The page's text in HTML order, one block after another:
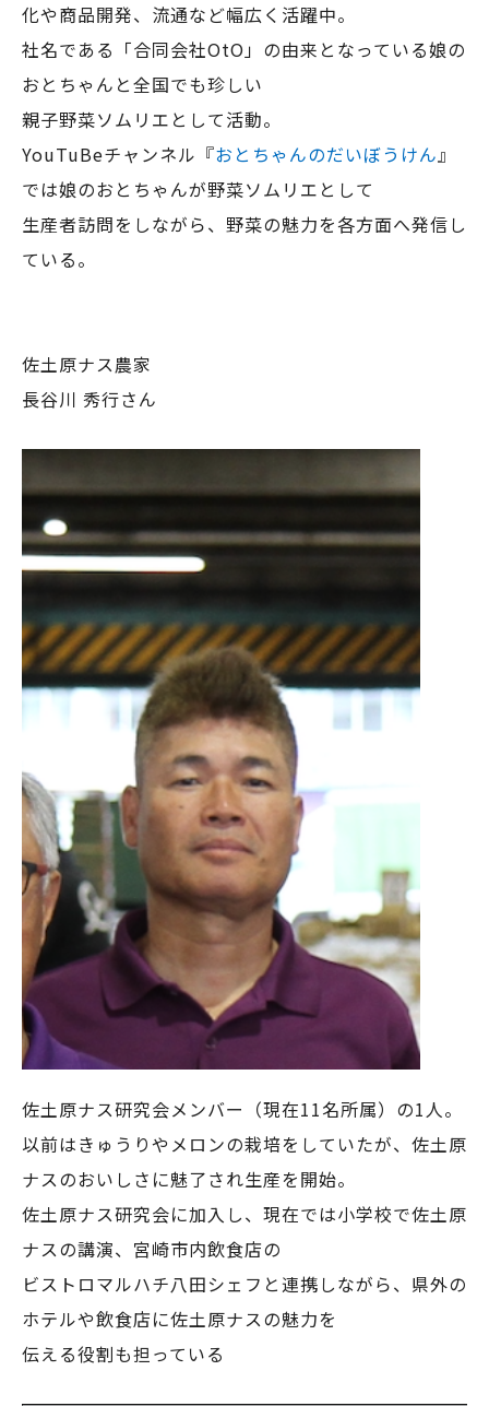
化や商品開発、流通など幅広く活躍中。
社名である「合同会社OtO」の由来となっている娘の
おとちゃんと全国でも珍しい
親子野菜ソムリエとして活動。
YouTuBeチャンネル『おとちゃんのだいぼうけん』
では娘のおとちゃんが野菜ソムリエとして
生産者訪問をしながら、野菜の魅力を各方面へ発信し
ている。
佐土原ナス農家
長谷川 秀行さん
佐土原ナス研究会メンバー（現在11名所属）の1人。
以前はきゅうりやメロンの栽培をしていたが、佐土原
ナスのおいしさに魅了され生産を開始。
佐土原ナス研究会に加入し、現在では小学校で佐土原
ナスの講演、宮崎市内飲食店の
ビストロマルハチ八田シェフと連携しながら、県外の
ホテルや飲食店に佐土原ナスの魅力を
伝える役割も担っている